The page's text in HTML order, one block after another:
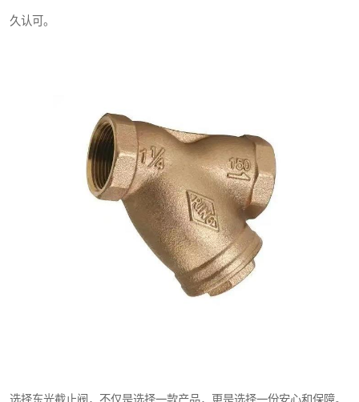
久认可。